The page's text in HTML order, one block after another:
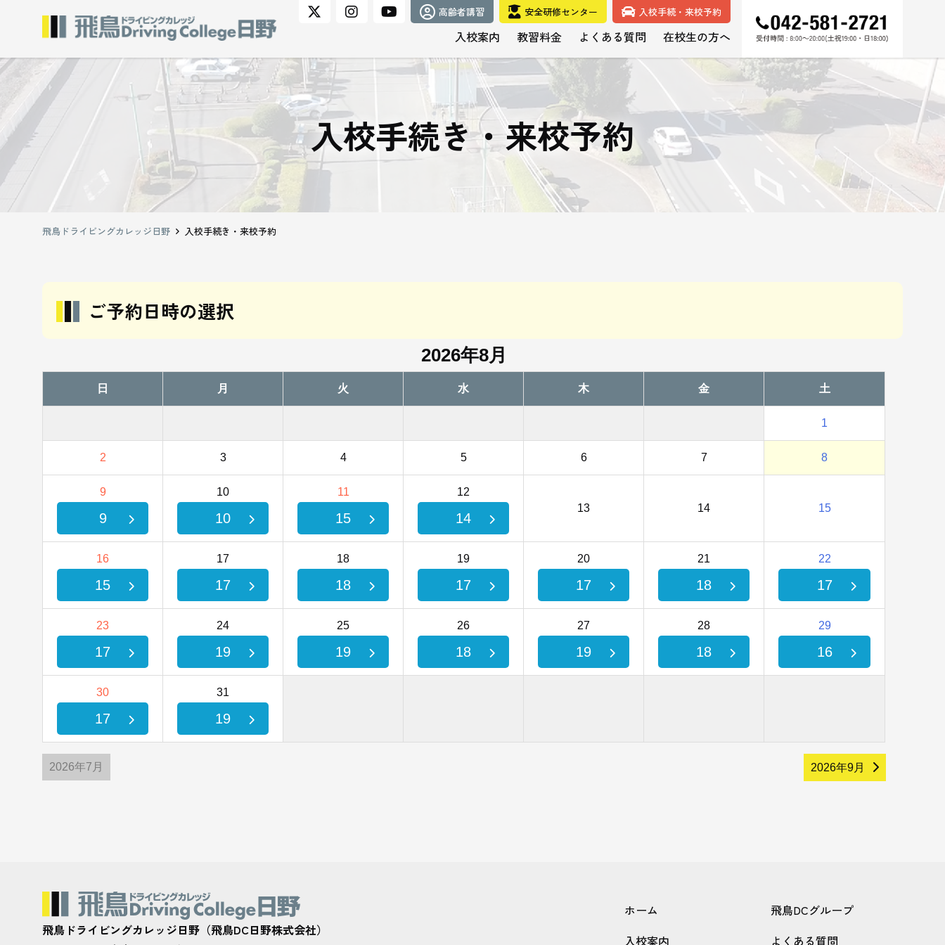
高齢者講習 安全研修センター 入校手続・来校予約
入校案内 教習料金 よくある質問 在校生の方へ
入校手続き・来校予約
飛鳥ドライビングカレッジ日野 入校手続き・来校予約
ご予約日時の選択
2026年8月
日 月 火 水 木 金 土
1
2 3 4 5 6 7 8
9
9
10
10
11
15
12
14
13 14 15
16
15
17
17
18
18
19
17
20
17
21
18
22
17
23
17
24
19
25
19
26
18
27
19
28
18
29
16
30
17
31
19
2026年7月 2026年9月
飛鳥ドライビングカレッジ日野（飛鳥DC日野株式会社）
ホーム
入校案内
飛鳥DCグループ
よくある質問